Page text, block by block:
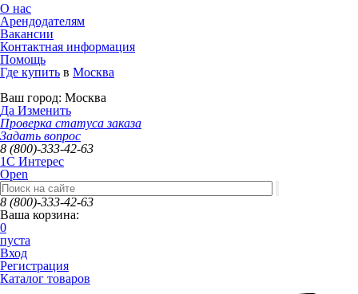
О нас
Арендодателям
Вакансии
Контактная информация
Помощь
Где купить в Москва
Ваш город: Москва
Да Изменить
Проверка статуса заказа
Задать вопрос
8 (800)-333-42-63
1C Интерес
Open
8 (800)-333-42-63
Ваша корзина:
0
пуста
Вход
Регистрация
Каталог товаров